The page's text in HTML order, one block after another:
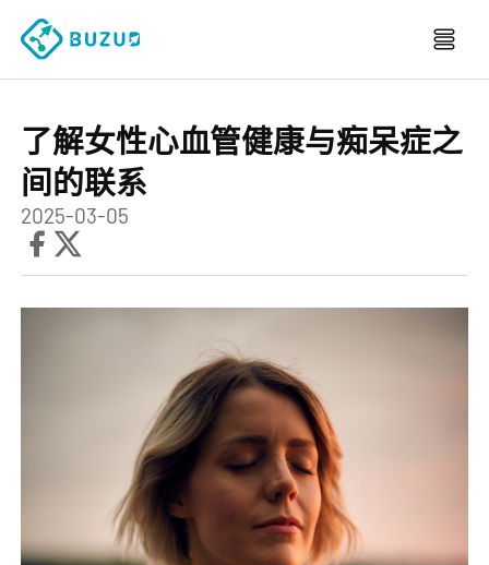
了解女性心血管健康与痴呆症之
间的联系
2025-03-05